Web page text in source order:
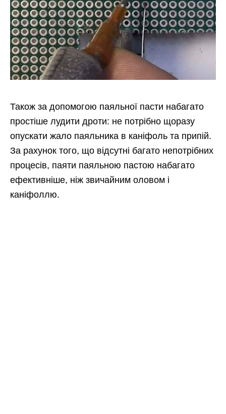
Також за допомогою паяльної пасти набагато
простіше лудити дроти: не потрібно щоразу
опускати жало паяльника в каніфоль та припій.
За рахунок того, що відсутні багато непотрібних
процесів, паяти паяльною пастою набагато
ефективніше, ніж звичайним оловом і
каніфоллю.